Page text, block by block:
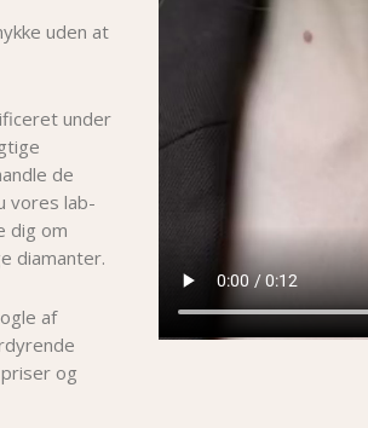
uden at
under
de
vores lab-
dig om
diamanter.
af
og